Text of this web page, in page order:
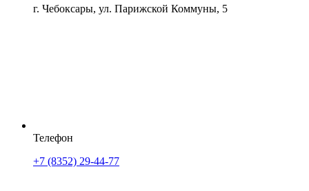
г. Чебоксары, ул. Парижской Коммуны, 5
Телефон
+7 (8352) 29-44-77